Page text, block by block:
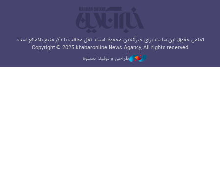
تمامی حقوق این سایت برای خبرآنلاین محفوظ است. نقل مطالب با ذکر منبع بلامانع است.
Copyright © 2025 khabaronline News Agancy, All rights reserved
طراحی و تولید: نستوه